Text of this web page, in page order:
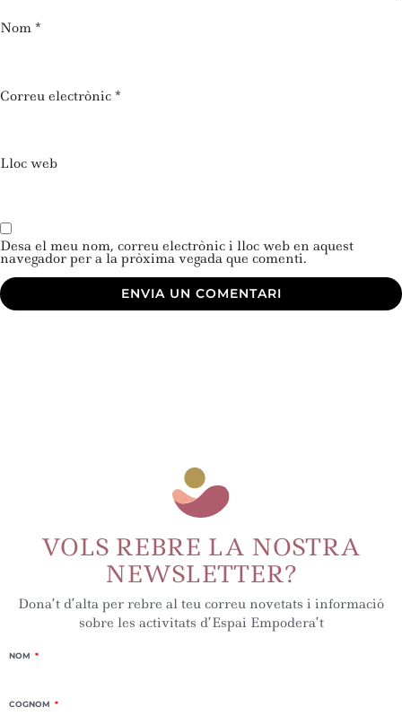
Nom *
Correu electrònic *
Lloc web
Desa el meu nom, correu electrònic i lloc web en aquest
navegador per a la pròxima vegada que comenti.
VOLS REBRE LA NOSTRA
NEWSLETTER?
Dona’t d’alta per rebre al teu correu novetats i informació
sobre les activitats d’Espai Empodera’t
NOM
COGNOM